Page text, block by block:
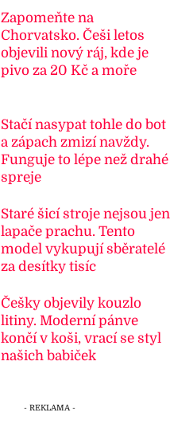
Zapomeňte na
Chorvatsko. Češi letos
objevili nový ráj, kde je
pivo za 20 Kč a moře
Stačí nasypat tohle do bot
a zápach zmizí navždy.
Funguje to lépe než drahé
spreje
Staré šicí stroje nejsou jen
lapače prachu. Tento
model vykupují sběratelé
za desítky tisíc
Češky objevily kouzlo
litiny. Moderní pánve
končí v koši, vrací se styl
našich babiček